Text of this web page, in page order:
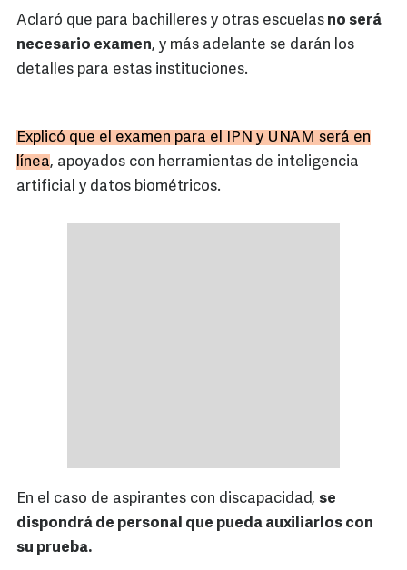
Aclaró que para bachilleres y otras escuelas no será
necesario examen, y más adelante se darán los
detalles para estas instituciones.
Explicó que el examen para el IPN y UNAM será en
línea, apoyados con herramientas de inteligencia
artificial y datos biométricos.
En el caso de aspirantes con discapacidad, se
dispondrá de personal que pueda auxiliarlos con
su prueba.